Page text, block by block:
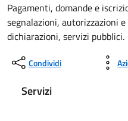
Pagamenti, domande e
segnalazioni, autorizzazioni
dichiarazioni, servizi pubblici.
Condividi
Servizi